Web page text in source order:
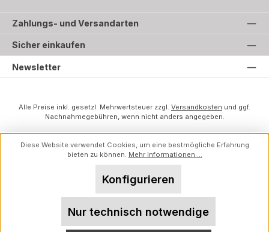
Zahlungs- und Versandarten
Sicher einkaufen
Newsletter
Alle Preise inkl. gesetzl. Mehrwertsteuer zzgl. Versandkosten und ggf.
Nachnahmegebühren, wenn nicht anders angegeben.
Diese Website verwendet Cookies, um eine bestmögliche Erfahrung
bieten zu können. Mehr Informationen ...
Nur technisch notwendige
Konfigurieren